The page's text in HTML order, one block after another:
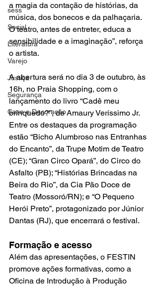
sess
Social
Literatura
Varejo
Justiça
Segurança
Casa e Decoração
a magia da contação de histórias, da
música, dos bonecos e da palhaçaria.
O teatro, antes de entreter, educa a
sensibilidade e a imaginação”, reforça
o artista.
A abertura será no dia 3 de outubro, às
16h, no Praia Shopping, com o
lançamento do livro “Cadê meu
brinquedo?”, de Amaury Veríssimo Jr.
Entre os destaques da programação
estão “Bicho Alumbroso nas Entranhas
do Encanto”, da Trupe Motim de Teatro
(CE); “Gran Circo Opará”, do Circo do
Asfalto (PB); “Histórias Brincadas na
Beira do Rio”, da Cia Pão Doce de
Teatro (Mossoró/RN); e “O Pequeno
Herói Preto”, protagonizado por Júnior
Dantas (RJ), que encerrará o festival.
Formação e acesso
Além das apresentações, o FESTIN
promove ações formativas, como a
Oficina de Introdução à Produção